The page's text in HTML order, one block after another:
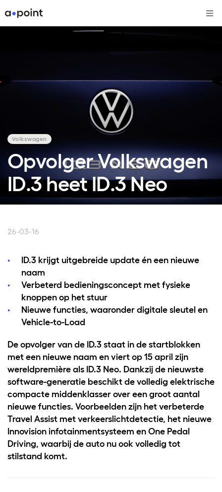
Opvolger Volkswagen
ID.3 heet ID.3 Neo
Volkswagen
26-03-16
ID.3 krijgt uitgebreide update én een nieuwe
naam
Verbeterd bedieningsconcept met fysieke
knoppen op het stuur
Nieuwe functies, waaronder digitale sleutel en
Vehicle-to-Load
De opvolger van de ID.3 staat in de startblokken
met een nieuwe naam en viert op 15 april zijn
wereldpremière als ID.3 Neo. Dankzij de nieuwste
software-generatie beschikt de volledig elektrische
compacte middenklasser over een groot aantal
nieuwe functies. Voorbeelden zijn het verbeterde
Travel Assist met verkeerslichtdetectie, het nieuwe
Innovision infotainmentsysteem en One Pedal
Driving, waarbij de auto nu ook volledig tot
stilstand komt.